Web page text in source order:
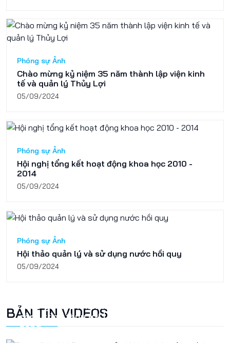
Phóng sự Ảnh
Chào mừng kỷ niệm 35 năm thành lập viện kinh
tế và quản lý Thủy Lợi
05/09/2024
Phóng sự Ảnh
Hội nghị tổng kết hoạt động khoa học 2010 -
2014
05/09/2024
Phóng sự Ảnh
Hội thảo quản lý và sử dụng nước hồi quy
05/09/2024
BẢN TIN VIDEOS
Tháo gỡ khó khăn trong quản lý khai thác
công trình thủy lợi | Nông nghiệp chuyển
động